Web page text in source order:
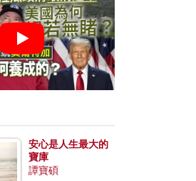
安心是人生最大的
寶庫
譚寶碩